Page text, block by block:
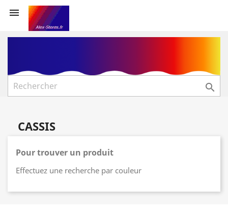


CASSIS
Pour trouver un produit
Effectuez une recherche par couleur